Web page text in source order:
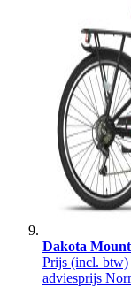
Dakota
Prijs (incl. btw)
adviesprijs